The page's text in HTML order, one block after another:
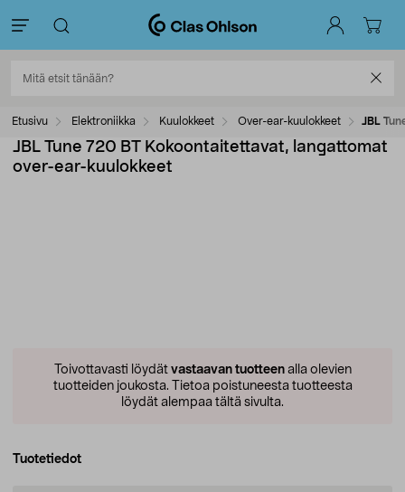
Etusivu Elektroniikka Kuulokkeet Over-ear-kuulokkeet JBL
JBL Tune 720 BT Kokoontaitettavat, langattomat
over-ear-kuulokkeet
Toivottavasti löydät vastaavan tuotteenalla olevien
tuotteiden joukosta. Tietoa poistuneesta tuotteesta
löydät alempaa tältä sivulta.
Tuotetiedot